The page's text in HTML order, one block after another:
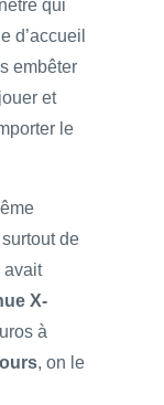
qui
d’accueil
embêter
et
le
de
avait
X-
à
, on le